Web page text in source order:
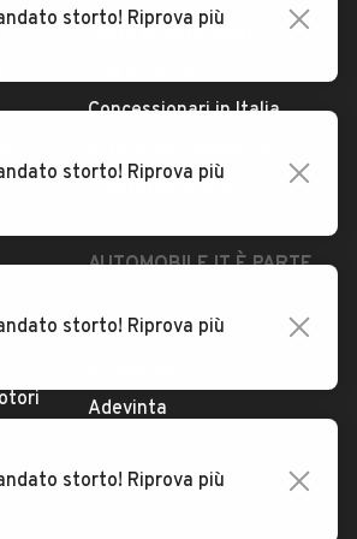
Tutte le auto usate
Concessionari in Italia
Valutazione auto
AUTOMOBILE.IT È PARTE
subito.it
Adevinta
SEGUICI
storto! Riprova più
storto! Riprova più
storto! Riprova più
storto! Riprova più